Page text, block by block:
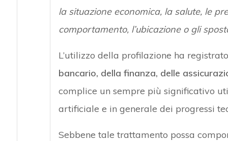
la situazione economica, la salute, le
comportamento, l’ubicazione o gli
L’utilizzo della profilazione ha
bancario, della finanza, delle
complice un sempre più significativo
artificiale e in generale dei progressi
Sebbene tale trattamento possa